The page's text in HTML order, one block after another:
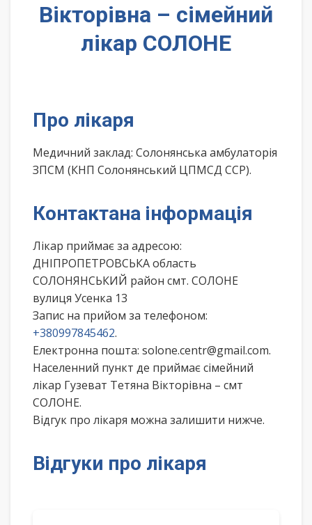
Вікторівна – сімейний
лікар СОЛОНЕ
Про лікаря
Медичний заклад: Солонянська амбулаторія
ЗПСМ (КНП Солонянський ЦПМСД ССР).
Контактана інформація
Лікар приймає за адресою:
ДНІПРОПЕТРОВСЬКА область
СОЛОНЯНСЬКИЙ район смт. СОЛОНЕ
вулиця Усенка 13
Запис на прийом за телефоном:
+380997845462.
Електронна пошта: solone.centr@gmail.com.
Населенний пункт де приймає сімейний
лікар Гузеват Тетяна Вікторівна – смт
СОЛОНЕ.
Відгук про лікаря можна залишити нижче.
Відгуки про лікаря